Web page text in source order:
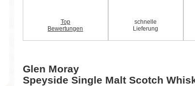
Top
Bewertungen
schnelle
Lieferung
Glen Moray
Speyside Single Malt Scotch